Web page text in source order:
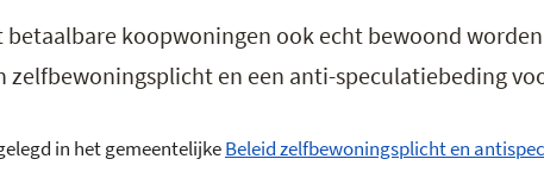
betaalbare koopwoningen ook echt bewoond
zelfbewoningsplicht en een anti-speculatiebeding
in het gemeentelijkeBeleid zelfbewoningsplicht en